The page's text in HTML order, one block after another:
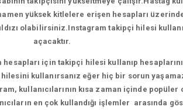
yüksek kitlelere erişen hesapları
olabilirsiniz.Instagram takipçi hilesi
açacaktır.
için takipçi hilesi kullanıp
kullanırsanız eğer hiç bir sorun
kullanıcılarının kısa zaman içinde popüler
en çok kullandığı işlemler arasında